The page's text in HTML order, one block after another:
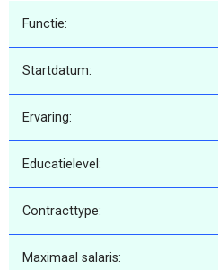
Functie:
Startdatum:
Ervaring:
Educatielevel:
Contracttype:
Maximaal salaris: